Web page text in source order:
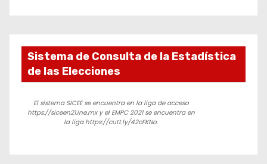
Sistema de Consulta de la Estadística
de las Elecciones
El sistema SICEE se encuentra en la liga de acceso
https://siceen21.ine.mx y el EMPC 2021 se encuentra en
la liga https://cutt.ly/42cFKNo.